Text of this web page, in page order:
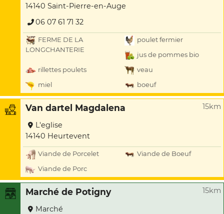
14140 Saint-Pierre-en-Auge
06 07 61 71 32
FERME DE LA
LONGCHANTERIE
poulet fermier
jus de pommes bio
rillettes poulets
veau
miel
boeuf
Van dartel Magdalena 15km
L'eglise
14140 Heurtevent
Viande de Porcelet
Viande de Boeuf
Viande de Porc
Marché de Potigny 15km
Marché